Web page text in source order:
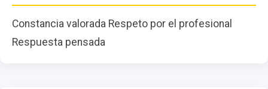
Constancia valorada Respeto por el profesional
Respuesta pensada